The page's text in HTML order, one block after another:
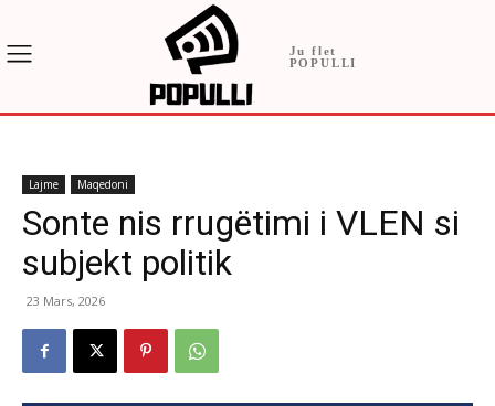
Ju flet
POPULLI
Lajme Maqedoni
Sonte nis rrugëtimi i VLEN si
subjekt politik
23 Mars, 2026